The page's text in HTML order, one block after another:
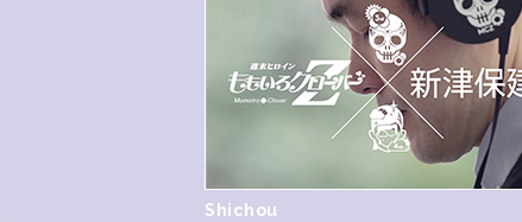
Shichou